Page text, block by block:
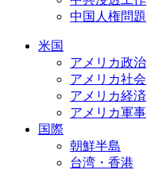
中国人権問題
米国
アメリカ政治
アメリカ社会
アメリカ経済
アメリカ軍事
国際
朝鮮半島
台湾・香港